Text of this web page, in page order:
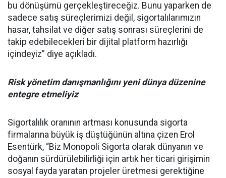
bu dönüşümü gerçekleştireceğiz. Bunu yaparken de
sadece satış süreçlerimizi değil, sigortalılarımızın
hasar, tahsilat ve diğer satış sonrası süreçlerini de
takip edebilecekleri bir dijital platform hazırlığı
içindeyiz” diye açıkladı.
Risk yönetim danışmanlığını yeni dünya düzenine
entegre etmeliyiz
Sigortalılık oranının artması konusunda sigorta
firmalarına büyük iş düştüğünün altına çizen Erol
Esentürk, “Biz Monopoli Sigorta olarak dünyanın ve
doğanın sürdürülebilirliği için artık her ticari girişimin
sosyal fayda yaratan projeler üretmesi gerektiğine